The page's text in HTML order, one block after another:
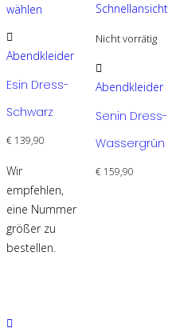
wählen
mehrere
Varianten
Die
Produktseite
Abendkleider
Esin Dress-
Schwarz
€ 139,90
Wir
empfehlen,
eine Nummer
größer zu
bestellen.
Schnellansicht
Nicht vorrätig
Dieses
Produkt
mehrere
Varianten
Abendkleider
Senin Dress-
Wassergrün
€159,90